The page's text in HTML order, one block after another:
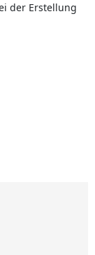
der Erstellung